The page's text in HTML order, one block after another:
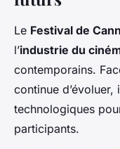
Le Festival de
l’industrie du
contemporains.
continue
technologiques
participants.